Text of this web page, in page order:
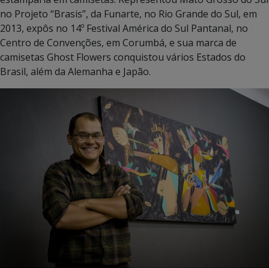
no Projeto “Brasis”, da Funarte, no Rio Grande do Sul, em
2013, expôs no 14º Festival América do Sul Pantanal, no
Centro de Convenções, em Corumbá, e sua marca de
camisetas Ghost Flowers conquistou vários Estados do
Brasil, além da Alemanha e Japão.